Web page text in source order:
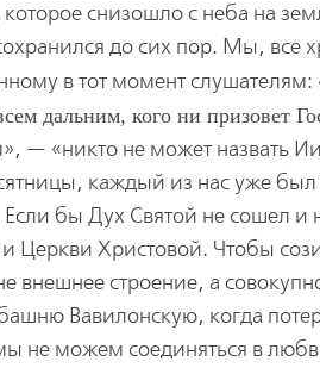
снизошло с неба на
до сих пор. Мы, все
в тот момент слушателям:
дальним, кого ни призовет
— «никто не может назвать
каждый из нас уже
бы Дух Святой не сошел и
Христовой. Чтобы
внешнее строение, а
Вавилонскую, когда
не можем соединяться в